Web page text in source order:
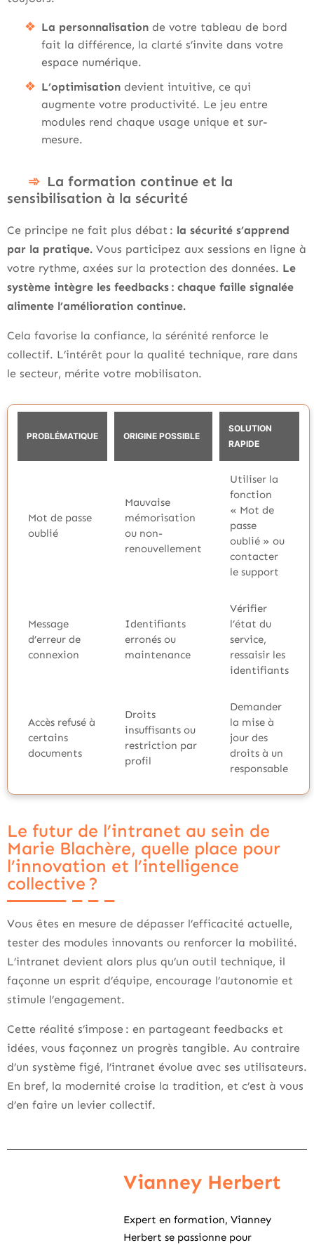
La personnalisation de votre tableau de bord
fait la différence, la clarté s’invite dans votre
espace numérique.
L’optimisation devient intuitive, ce qui
augmente votre productivité. Le jeu entre
modules rend chaque usage unique et sur-
mesure.
La formation continue et la
sensibilisation à la sécurité
Ce principe ne fait plus débat : la sécurité s’apprend
par la pratique. Vous participez aux sessions en ligne à
votre rythme, axées sur la protection des données. Le
système intègre les feedbacks : chaque faille signalée
alimente l’amélioration continue.
Cela favorise la confiance, la sérénité renforce le
collectif. L’intérêt pour la qualité technique, rare dans
le secteur, mérite votre mobilisaton.
PROBLÉMATIQUE ORIGINE POSSIBLE
SOLUTION
RAPIDE
Mot de passe
oublié
Mauvaise
mémorisation
ou non-
renouvellement
Utiliser la
fonction
« Mot de
passe
oublié » ou
contacter
le support
Message
d’erreur de
connexion
Identifiants
erronés ou
maintenance
Vérifier
l’état du
service,
ressaisir les
identifiants
Accès refusé à
certains
documents
Droits
insuffisants ou
restriction par
profil
Demander
la mise à
jour des
droits à un
responsable
Le futur de l’intranet au sein de
Marie Blachère, quelle place pour
l’innovation et l’intelligence
collective ?
Vous êtes en mesure de dépasser l’efficacité actuelle,
tester des modules innovants ou renforcer la mobilité.
L’intranet devient alors plus qu’un outil technique, il
façonne un esprit d’équipe, encourage l’autonomie et
stimule l’engagement.
Cette réalité s’impose : en partageant feedbacks et
idées, vous façonnez un progrès tangible. Au contraire
d’un système figé, l’intranet évolue avec ses utilisateurs.
En bref, la modernité croise la tradition, et c’est à vous
d’en faire un levier collectif.
Vianney Herbert
Expert en formation, Vianney
Herbert se passionne pour